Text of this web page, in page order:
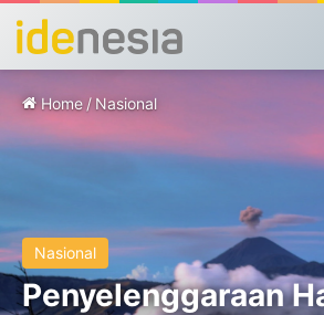
Home / Nasional
Nasional
Penyelenggaraan